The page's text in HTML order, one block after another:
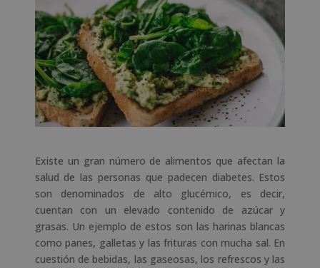
Existe un gran número de alimentos que afectan la
salud de las personas que padecen diabetes. Estos
son denominados de alto glucémico, es decir,
cuentan con un elevado contenido de azúcar y
grasas. Un ejemplo de estos son las harinas blancas
como panes, galletas y las frituras con mucha sal. En
cuestión de bebidas, las gaseosas, los refrescos y las